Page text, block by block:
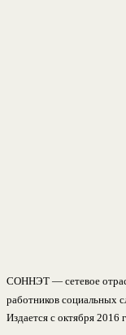
СОННЭТ — сетевое
работников социальных
Издается с октября 2016